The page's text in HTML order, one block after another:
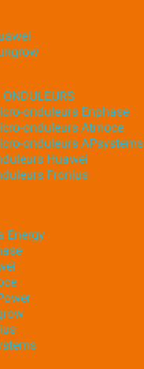
onduleurs Enphase
onduleurs Atmoce
onduleurs APsystems
Huawei
Fronius
Energy